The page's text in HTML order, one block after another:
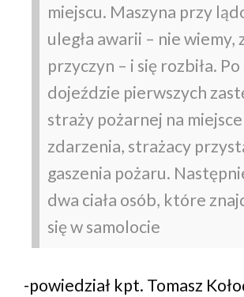
miejscu. Maszyna przy
uległa awarii – nie wiemy,
przyczyn – i się rozbiła. Po
dojeździe pierwszych
straży pożarnej na miejsce
zdarzenia, strażacy
gaszenia pożaru.
dwa ciała osób, które
się w samolocie
-powiedział kpt. Tomasz